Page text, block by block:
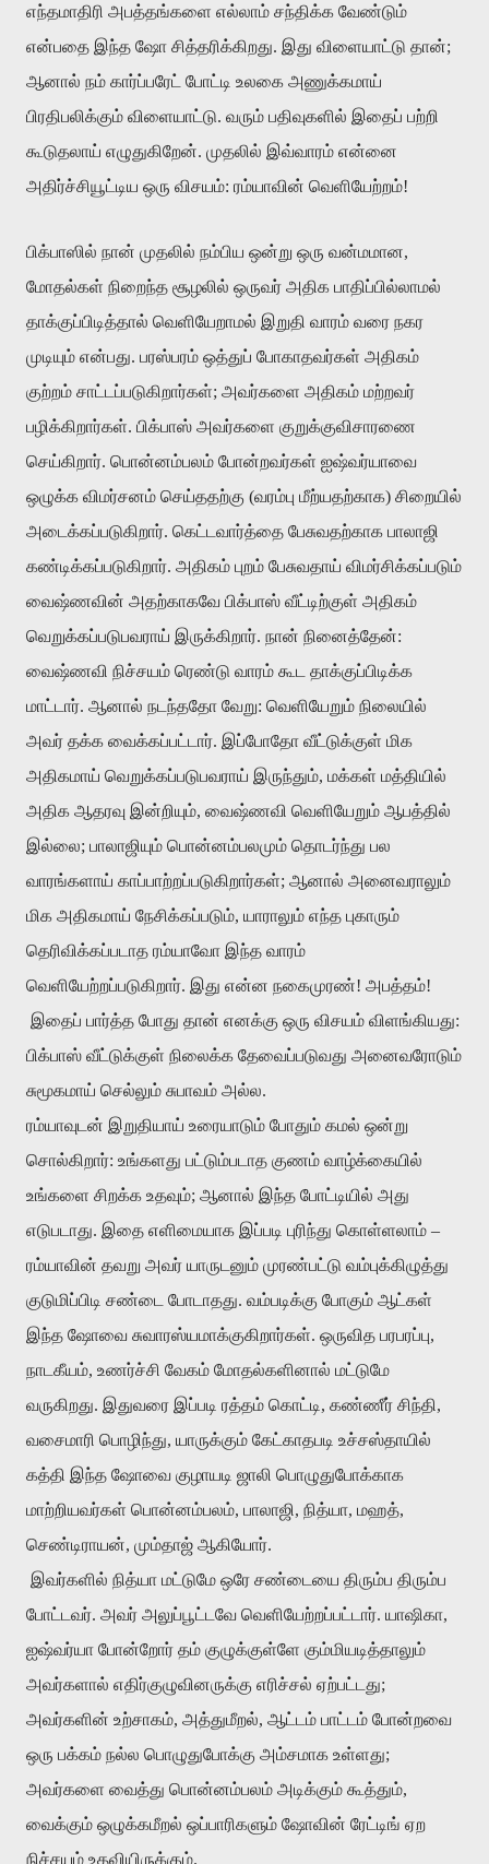
எந்தமாதிரி அபத்தங்களை எல்லாம் சந்திக்க வேண்டும்
என்பதை இந்த ஷோ சித்தரிக்கிறது. இது விளையாட்டு தான்;
ஆனால் நம் கார்ப்பரேட் போட்டி உலகை அணுக்கமாய்
பிரதிபலிக்கும் விளையாட்டு. வரும் பதிவுகளில் இதைப் பற்றி
கூடுதலாய் எழுதுகிறேன். முதலில் இவ்வாரம் என்னை
அதிர்ச்சியூட்டிய ஒரு விசயம்: ரம்யாவின் வெளியேற்றம்!
பிக்பாஸில் நான் முதலில் நம்பிய ஒன்று ஒரு வன்மமான,
மோதல்கள் நிறைந்த சூழலில் ஒருவர் அதிக பாதிப்பில்லாமல்
தாக்குப்பிடித்தால் வெளியேறாமல் இறுதி வாரம் வரை நகர
முடியும் என்பது. பரஸ்பரம் ஒத்துப் போகாதவர்கள் அதிகம்
குற்றம் சாட்டப்படுகிறார்கள்; அவர்களை அதிகம் மற்றவர்
பழிக்கிறார்கள். பிக்பாஸ் அவர்களை குறுக்குவிசாரணை
செய்கிறார். பொன்னம்பலம் போன்றவர்கள் ஐஷ்வர்யாவை
ஒழுக்க விமர்சனம் செய்ததற்கு (வரம்பு மீற்யதற்காக) சிறையில்
அடைக்கப்படுகிறார். கெட்டவார்த்தை பேசுவதற்காக பாலாஜி
கண்டிக்கப்படுகிறார். அதிகம் புறம் பேசுவதாய் விமர்சிக்கப்படும்
வைஷ்ணவின் அதற்காகவே பிக்பாஸ் வீட்டிற்குள் அதிகம்
வெறுக்கப்படுபவராய் இருக்கிறார். நான் நினைத்தேன்:
வைஷ்ணவி நிச்சயம் ரெண்டு வாரம் கூட தாக்குப்பிடிக்க
மாட்டார். ஆனால் நடந்ததோ வேறு: வெளியேறும் நிலையில்
அவர் தக்க வைக்கப்பட்டார். இப்போதோ வீட்டுக்குள் மிக
அதிகமாய் வெறுக்கப்படுபவராய் இருந்தும், மக்கள் மத்தியில்
அதிக ஆதரவு இன்றியும், வைஷ்ணவி வெளியேறும் ஆபத்தில்
இல்லை; பாலாஜியும் பொன்னம்பலமும் தொடர்ந்து பல
வாரங்களாய் காப்பாற்றப்படுகிறார்கள்; ஆனால் அனைவராலும்
மிக அதிகமாய் நேசிக்கப்படும், யாராலும் எந்த புகாரும்
தெரிவிக்கப்படாத ரம்யாவோ இந்த வாரம்
வெளியேற்றப்படுகிறார். இது என்ன நகைமுரண்! அபத்தம்!
இதைப் பார்த்த போது தான் எனக்கு ஒரு விசயம் விளங்கியது:
பிக்பாஸ் வீட்டுக்குள் நிலைக்க தேவைப்படுவது அனைவரோடும்
சுமூகமாய் செல்லும் சுபாவம் அல்ல.
ரம்யாவுடன் இறுதியாய் உரையாடும் போதும் கமல் ஒன்று
சொல்கிறார்: உங்களது பட்டும்படாத குணம் வாழ்க்கையில்
உங்களை சிறக்க உதவும்; ஆனால் இந்த போட்டியில் அது
எடுபடாது. இதை எளிமையாக இப்படி புரிந்து கொள்ளலாம் –
ரம்யாவின் தவறு அவர் யாருடனும் முரண்பட்டு வம்புக்கிழுத்து
குடுமிப்பிடி சண்டை போடாதது. வம்படிக்கு போகும் ஆட்கள்
இந்த ஷோவை சுவாரஸ்யமாக்குகிறார்கள். ஒருவித பரபரப்பு,
நாடகீயம், உணர்ச்சி வேகம் மோதல்களினால் மட்டுமே
வருகிறது. இதுவரை இப்படி ரத்தம் கொட்டி, கண்ணீர் சிந்தி,
வசைமாரி பொழிந்து, யாருக்கும் கேட்காதபடி உச்சஸ்தாயில்
கத்தி இந்த ஷோவை குழாயடி ஜாலி பொழுதுபோக்காக
மாற்றியவர்கள் பொன்னம்பலம், பாலாஜி, நித்யா, மஹத்,
செண்டிராயன், மும்தாஜ் ஆகியோர்.
இவர்களில் நித்யா மட்டுமே ஒரே சண்டையை திரும்ப திரும்ப
போட்டவர். அவர் அலுப்பூட்டவே வெளியேற்றப்பட்டார். யாஷிகா,
ஐஷ்வர்யா போன்றோர் தம் குழுக்குள்ளே கும்மியடித்தாலும்
அவர்களால் எதிர்குழுவினருக்கு எரிச்சல் ஏற்பட்டது;
அவர்களின் உற்சாகம், அத்துமீறல், ஆட்டம் பாட்டம் போன்றவை
ஒரு பக்கம் நல்ல பொழுதுபோக்கு அம்சமாக உள்ளது;
அவர்களை வைத்து பொன்னம்பலம் அடிக்கும் கூத்தும்,
வைக்கும் ஒழுக்கமீறல் ஒப்பாரிகளும் ஷோவின் ரேட்டிங் ஏற
நிச்சயம் உதவியிருக்கும்.